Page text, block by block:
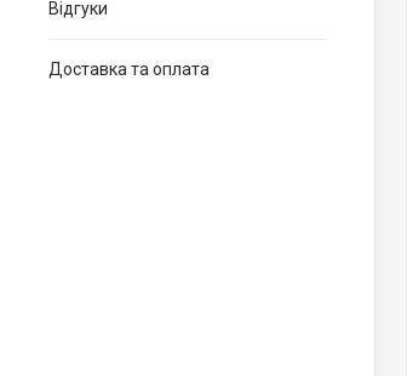
Відгуки
Доставка та оплата